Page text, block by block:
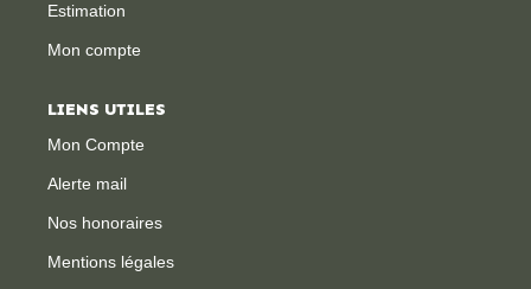
Estimation
Mon compte
LIENS UTILES
Mon Compte
Alerte mail
Nos honoraires
Mentions légales